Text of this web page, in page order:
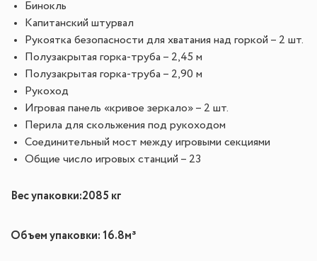
Бинокль
Капитанский штурвал
Рукоятка безопасности для хватания над горкой – 2 шт.
Полузакрытая горка-труба – 2,45 м
Полузакрытая горка-труба – 2,90 м
Рукоход
Игровая панель «кривое зеркало» – 2 шт.
Перила для скольжения под рукоходом
Соединительный мост между игровыми секциями
Общие число игровых станций – 23
Вес упаковки:2085 кг
Объем упаковки: 16.8м³